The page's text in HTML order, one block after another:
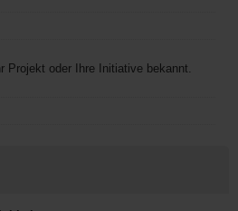
Projekt oder Ihre Initiative bekannt.